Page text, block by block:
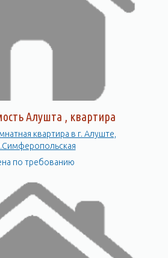
Алушта , квартира
в г. Алуште,
по требованию